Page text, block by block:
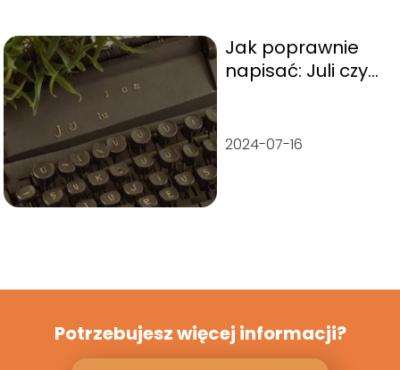
Jak poprawnie
napisać: Juli czy
ortograficzny
2024-07-16
Potrzebujesz więcej informacji?